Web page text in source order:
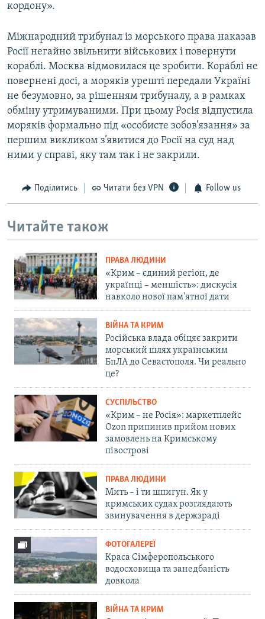
кордону».
Міжнародний трибунал із морського права наказав
Росії негайно звільнити військових і повернути
кораблі. Москва відмовилася це зробити. Кораблі не
повернені досі, а моряків урешті передали Україні
не безумовно, за рішенням трибуналу, а в рамках
обміну утримуваними. При цьому Росія відпустила
моряків формально під «особисте зобов’язання» за
першим викликом з’явитися до Росії на суд над
ними у справі, яку там так і не закрили.
Поділитись Читати без VPN Follow us
Читайте також
ПРАВА ЛЮДИНИ
«Крим – єдиний регіон, де
українці – меншість»: дискусія
навколо нової пам'ятної дати
ВІЙНА ТА КРИМ
Російська влада обіцяє закрити
морський шлях українським
БпЛА до Севастополя. Чи реально
це?
СУСПІЛЬСТВО
«Крим – не Росія»: маркетплейс
Ozon припинив прийом нових
замовлень на Кримському
півострові
ПРАВА ЛЮДИНИ
Мить – і ти шпигун. Як у
кримських судах розглядають
звинувачення в держзраді
ФОТОГАЛЕРЕЇ
Краса Сімферопольського
водосховища та занедбаність
довкола
ВІЙНА ТА КРИМ